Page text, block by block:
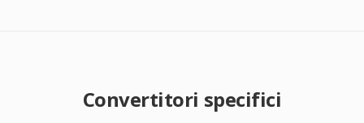
Convertitori specifici